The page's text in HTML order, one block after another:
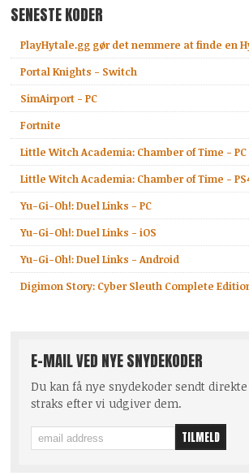
SENESTE KODER
PlayHytale.gg gør det nemmere at finde en
Portal Knights - Switch
SimAirport - PC
Fortnite
Little Witch Academia: Chamber of Time - PC
Little Witch Academia: Chamber of Time -
Yu-Gi-Oh!: Duel Links - PC
Yu-Gi-Oh!: Duel Links - iOS
Yu-Gi-Oh!: Duel Links - Android
Digimon Story: Cyber Sleuth Complete
E-MAIL VED NYE SNYDEKODER
Du kan få nye snydekoder sendt
straks efter vi udgiver dem.